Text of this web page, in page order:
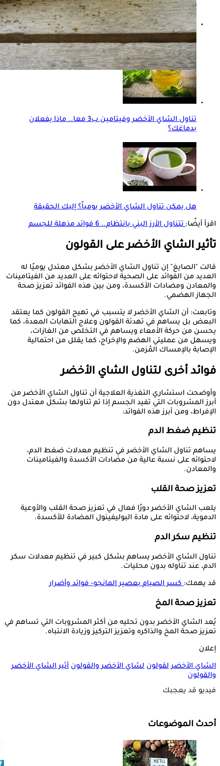
الشاي الأخضر بديل مناسب للكافيين- إليك فوائده
تناول الشاي الأخضر وفيتامين ب3 معا.. ماذا يفعلان
بدماغك؟
هل يمكن تناول الشاي الأخضر يومياً؟ إليك الحقيقة
اقرأ أيضًا:تتناول الأرز البني بانتظام.. 6 فوائد مذهلة للجسم
تأثير الشاي الأخضر على القولون
قالت "الصايغ" إن تناول الشاي الأخضر بشكل معتدل يوميًا له
العديد من الفوائد على الصحية لاحتوائه على العديد من الفيتامينات
والمعادن ومضادات الأكسدة، ومن بين هذه الفوائد تعزيز صحة
الجهاز الهضمي.
وتابعت: أن الشاي الأخضر لا يتسبب في تهيج القولون كما يعتقد
البعض بل يساهم في تهدئة القولون وعلاج التهابات المعدة، كما
يحسن من حركة الأمعاء ويساهم في التخلص من الغازات،
ويسهل من عمليتي الهضم والإخراج، كما يقلل من احتمالية
الإصابة بالإمساك المُزمن.
فوائد أخرى لتناول الشاي الأخضر
وأوضحت استشاري التغذية العلاجية أن تناول الشاي الأخضر من
أبرز المشروبات التي تفيد الجسم إذا تم تناولها بشكل معتدل دون
الإفراط، ومن أبرز هذه الفوائد:
تنظيم ضغط الدم
يساهم تناول الشاي الأخضر في تنظيم معدلات ضغط الدم،
لاحتوائه على نسبة عالية من مضادات الأكسدة والفيتامينات
والمعادن.
تعزيز صحة القلب
يلعب الشاي الأخضر دورًا فعال في تعزيز صحة القلب والأوعية
الدموية، لاحتوائه على مادة البوليفينول المضادة للأكسدة.
تنظيم سكر الدم
تناول الشاي الأخضر يساهم بشكل كبير في تنظيم معدلات سكر
الدم، عند تناوله بدون محليات.
قد يهمك:كسر الصيام بعصير المانجو- فوائد وأضرار
تعزيز صحة المخ
يُعد الشاي الأخضر بدون تحليه من أكثر المشروبات التي تساهم في
تعزيز صحة المخ والذاكره وتعزيز التركيز وزيادة الانتباه.
إعلان
الشاي الأخضر لقولون لشاي الأخضر والقولون أثير الشاي الأخضر
والقولون
فيديو قد يعجبك
أحدث الموضوعات